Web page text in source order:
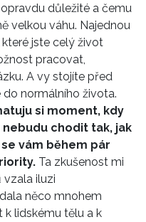
důležité a čemu
velkou váhu. Najednou
jste celý život
pracovat,
A vy stojíte před
normálního života.
si moment, kdy
nebudu chodit tak, jak
vám během pár
Ta zkušenost mi
iluzi
něco mnohem
k lidskému tělu a k